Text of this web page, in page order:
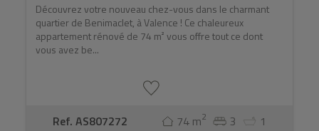
Découvrez votre nouveau chez-vous dans le charmant
quartier de Benimaclet, à Valence ! Ce chaleureux
appartement rénové de 74 m² vous offre tout ce dont
vous avez be...
Ref. AS807272 74 m2 3 1